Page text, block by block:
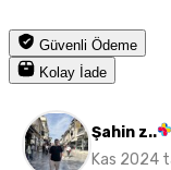
Güvenli Ödeme
Kolay İade
Şahin z..
Kas 2024